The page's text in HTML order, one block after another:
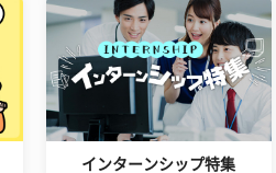
インターンシップ特集